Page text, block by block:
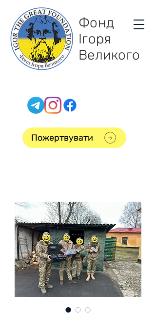
Фонд
Ігоря
Великого
Пожертвувати